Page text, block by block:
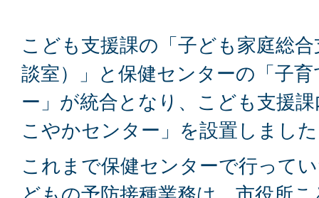
こども支援課の「子ども家庭総
談室）」と保健センターの「子
ー」が統合となり、こども支援
こやかセンター」を設置しまし
これまで保健センターで行って